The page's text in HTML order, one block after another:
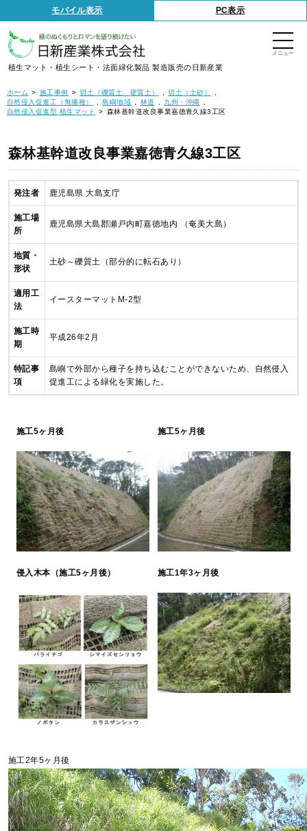
i
モバイル表示 PC表示
植生マット・植生シート・法面緑化製品 製造販売の日新産業
ホーム 施工事例 切土（礫質土、硬質土）
切土（土砂）
自然侵入促進工（無播種）
島嶼地域 林道
九州・沖縄
自然侵入促進型 植生マット
森林基幹道改良事業嘉徳青久線3工区
森林基幹道改良事業嘉徳青久線3工区
発注者 鹿児島県 大島支庁
施工場
所
鹿児島県大島郡瀬戸内町嘉徳地内 （奄美大島）
地質・
形状
土砂～礫質土（部分的に転石あり）
適用工
法
イースターマットM-2型
施工時
期
平成26年2月
特記事
項
島嶼で外部から種子を持ち込むことができないため、自然侵入
促進工による緑化を実施した。
施工5ヶ月後 施工5ヶ月後
侵入木本（施工5ヶ月後） 施工1年3ヶ月後
施工2年5ヶ月後